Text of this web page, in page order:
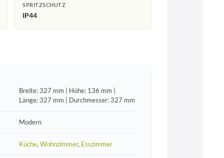
SPRITZSCHUTZ
IP44
Breite: 327 mm | Höhe: 136 mm |
Länge: 327 mm | Durchmesser: 327 mm
Modern
Küche, Wohnzimmer, Esszimmer